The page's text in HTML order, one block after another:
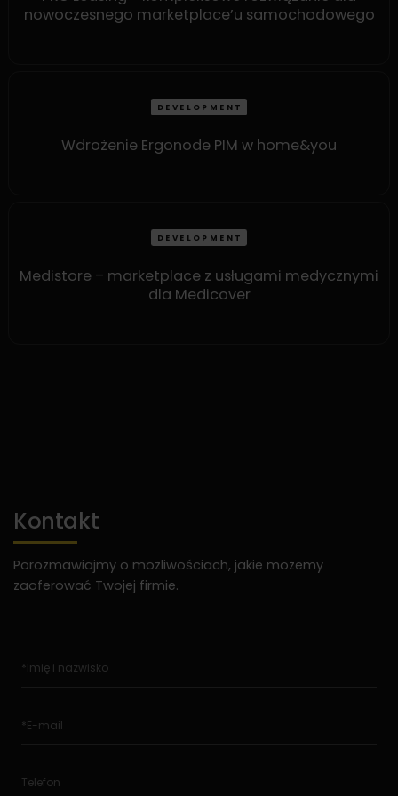
nowoczesnego marketplace’u samochodowego
DEVELOPMENT
Wdrożenie Ergonode PIM w home&you
DEVELOPMENT
Medistore – marketplace z usługami medycznymi
dla Medicover
Kontakt
Porozmawiajmy o możliwościach, jakie możemy
zaoferować Twojej firmie.